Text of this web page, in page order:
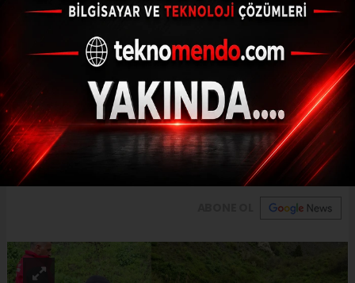
Sivas'ın İmranlı ilçesinde mantar toplamak
için araziye çıkan Merdan Zengin'e ayı
saldırdı.Yaptığı mücadeleyle ayının elinden
zor kurtulan Zengin, olay yerine gelen sağlık
ekipleri tarafından hastaneye kaldırıldı.
Vücudunun çeşitli yerlerinden yaralanan
Merdan Zengin'in baş parmağının koptuğu
ve ameliyat edileceği öğrenildi.